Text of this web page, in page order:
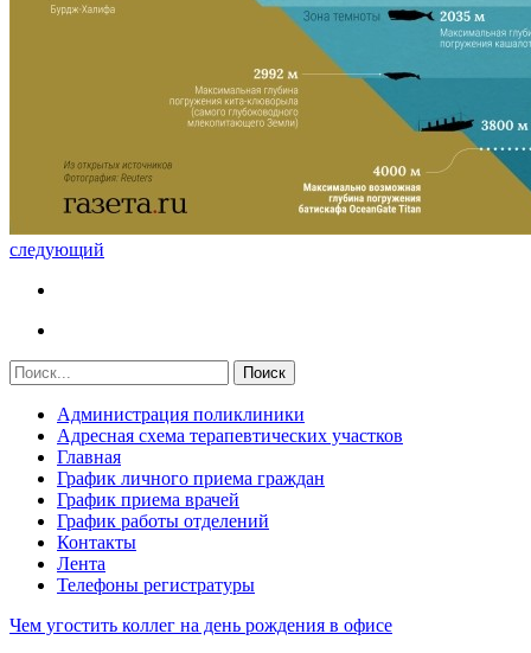
следующий
Администрация поликлиники
Адресная схема терапевтических участков
Главная
График личного приема граждан
График приема врачей
График работы отделений
Контакты
Лента
Телефоны регистратуры
Чем угостить коллег на день рождения в офисе